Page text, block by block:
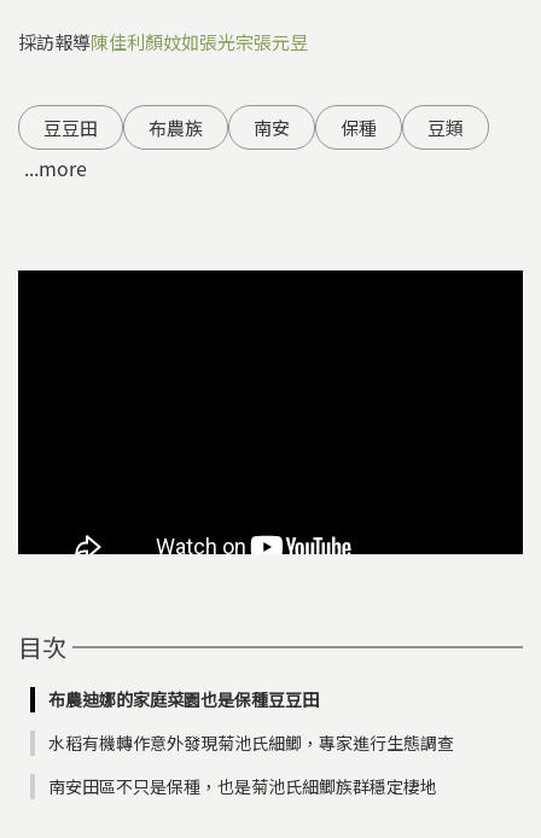
採訪報導陳佳利顏妏如張光宗張元昱
豆豆田 布農族 南安 保種 豆類
...more
目次
布農迪娜的家庭菜園也是保種豆豆田
水稻有機轉作意外發現菊池氏細鯽，專家進行生態調查
南安田區不只是保種，也是菊池氏細鯽族群穩定棲地